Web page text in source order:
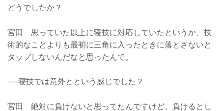
どうでしたか？
宮田 思っていた以上に寝技に対応していたというか、技
術的なことよりも最初に三角に入ったときに落とさないと
タップしないんだなと思ったんで。
──寝技では意外とという感じでした？
宮田 絶対に負けないと思ってたんですけど、負けるとし